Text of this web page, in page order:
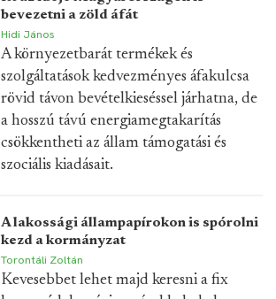
bevezetni a zöld áfát
Hidi János
A környezetbarát termékek és
szolgáltatások kedvezményes áfakulcsa
rövid távon bevételkieséssel járhatna, de
a hosszú távú energiamegtakarítás
csökkentheti az állam támogatási és
szociális kiadásait.
A lakossági állampapírokon is spórolni
kezd a kormányzat
Torontáli Zoltán
Kevesebbet lehet majd keresni a fix